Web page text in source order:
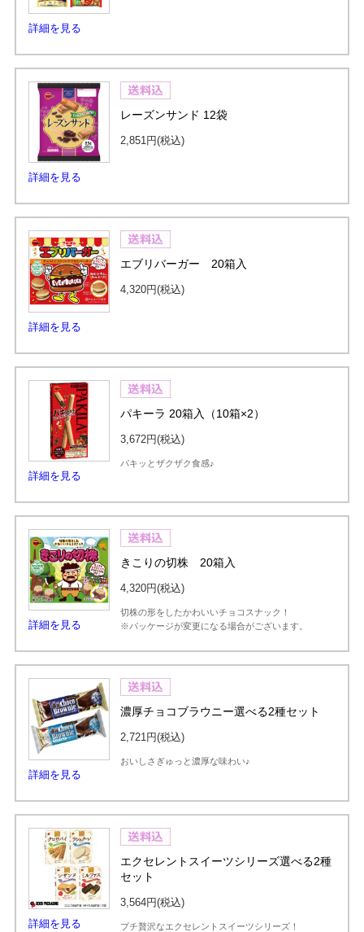
詳細を見る
詳細を見る
レーズンサンド 12袋
2,851円(税込)
詳細を見る
エブリバーガー 20箱入
4,320円(税込)
詳細を見る
パキーラ 20箱入（10箱×2）
3,672円(税込)
パキッとザクザク食感♪
詳細を見る
きこりの切株 20箱入
4,320円(税込)
切株の形をしたかわいいチョコスナック！
※パッケージが変更になる場合がございます。
詳細を見る
濃厚チョコブラウニー選べる2種セット
2,721円(税込)
おいしさぎゅっと濃厚な味わい♪
詳細を見る
エクセレントスイーツシリーズ選べる2種
セット
3,564円(税込)
プチ贅沢なエクセレントスイーツシリーズ！